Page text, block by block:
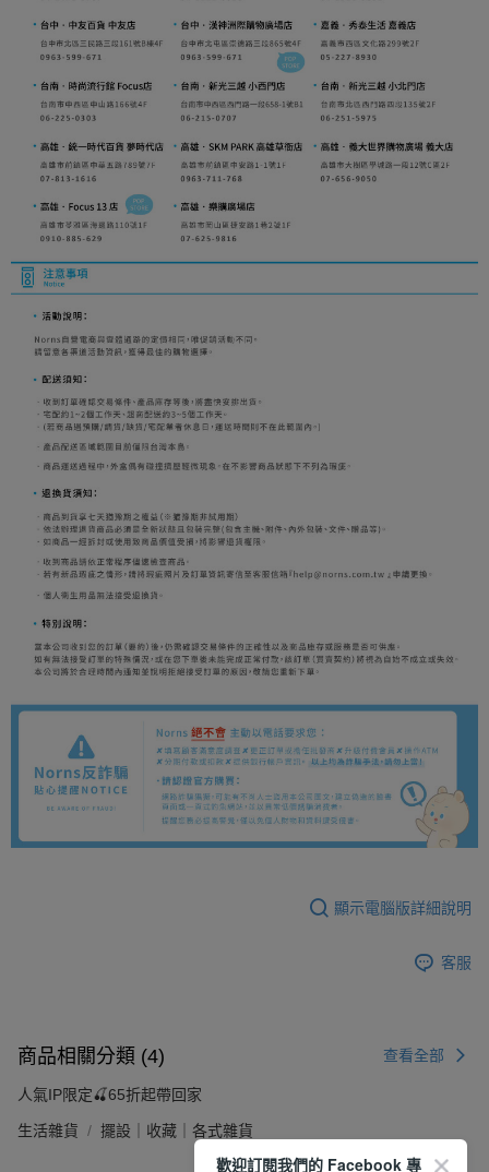
顯示電腦版詳細說明
客服
商品相關分類 (4) 查看全部
人氣IP限定🍒65折起帶回家
生活雜貨 擺設｜收藏｜各式雜貨
歡迎訂閱我們的 Facebook 專